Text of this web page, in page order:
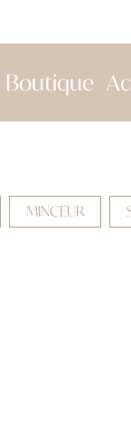
Boutique
MINCEUR